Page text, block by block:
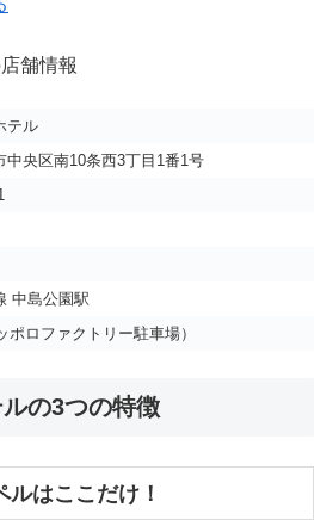
舗情報
テル
中央区南10条西3丁目1番1号
中島公園駅
ポロファクトリー駐車場）
の3つの特徴
はここだけ！